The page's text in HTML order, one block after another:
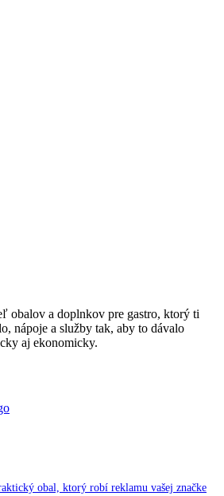
obalov a doplnkov pre gastro, ktorý ti
nápoje a služby tak, aby to dávalo
aj ekonomicky.
obal, ktorý robí reklamu vašej značke